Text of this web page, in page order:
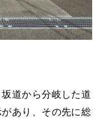
道から分岐した道
あり、その先に総